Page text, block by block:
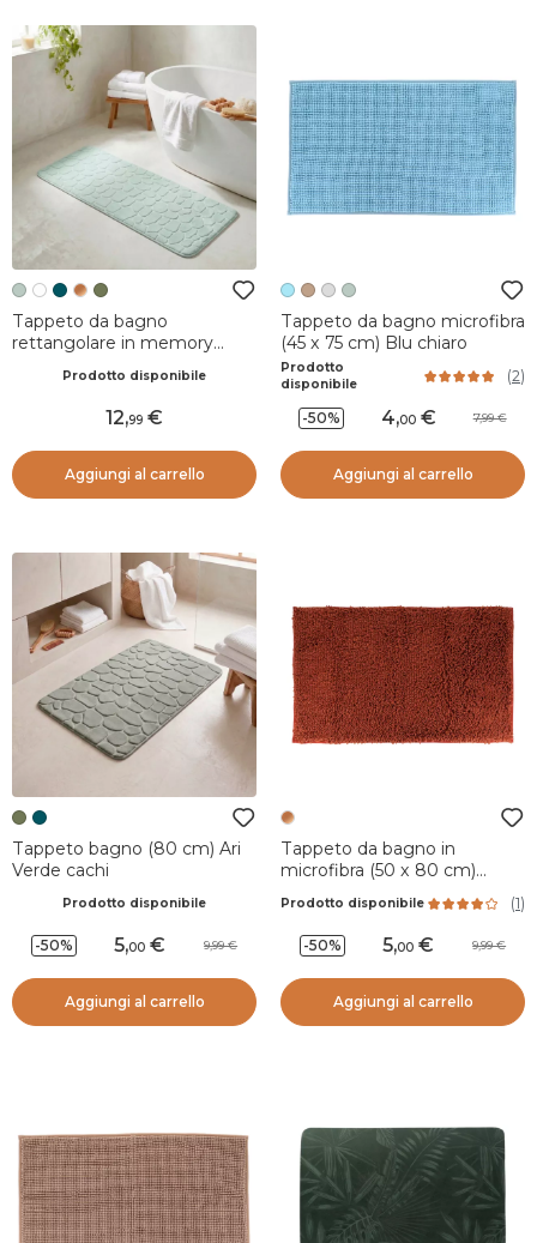
Tappeto da bagno
rettangolare in memory
Verde eucalipto
Prodotto disponibile
12,99
Aggiungi al carrello
Tappeto da bagno microfibra
(45 x 75 cm) Blu chiaro
Prodotto
disponibile
(2)
-50% 4,00 7,99
Aggiungi al carrello
Tappeto bagno (80 cm) Ari
Verde cachi
Prodotto disponibile
-50% 5,00 9,99
Aggiungi al carrello
Tappeto da bagno in
microfibra (50 x 80 cm)
Prodotto disponibile (1)
-50% 5,00 9,99
Aggiungi al carrello